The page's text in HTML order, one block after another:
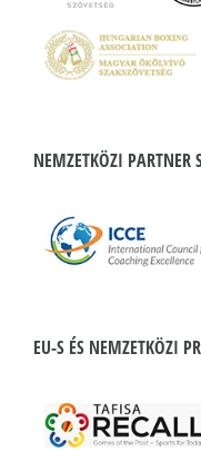
NEMZETKÖZI PARTNER
EU-S ÉS NEMZETKÖZI